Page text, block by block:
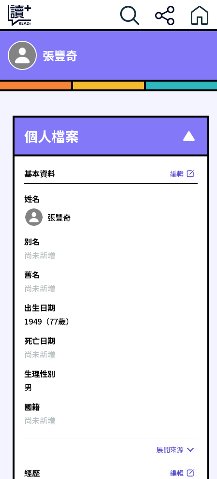
張豐奇
個人檔案
基本資料 編輯
姓名
張豐奇
別名
尚未新增
舊名
尚未新增
出生日期
1949（77歲）
死亡日期
尚未新增
生理性別
男
國籍
尚未新增
展開來源
經歷 編輯